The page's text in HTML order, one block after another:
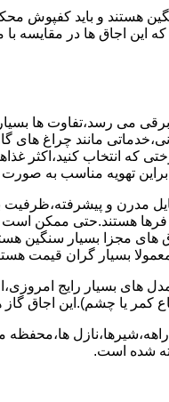
هستند و باید کفپوش
که این اجاق ها در
می رسد،تفاوت ها
مانند چراغ های
که انتخاب کنید،اکثر
بنابراین تهویه مناسب به
مدرن و پیشرفته،ظرفیت
هستند.حتی ممکن است
های مجزا بسیار سنگین
بسیار گران قیمت
های بسیار رایج
کمر یا چشم).این اجاق گاز
راهه،شیرها،نازل
شده است.